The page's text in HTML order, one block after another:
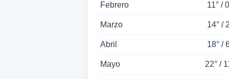
Febrero 11° /
Marzo 14° /
Abril 18° /
Mayo 22° /